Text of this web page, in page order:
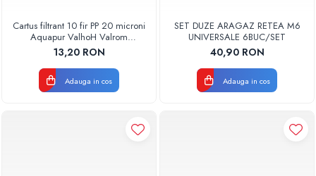
Cartus filtrant 10 fir PP 20 microni
Aquapur ValhoH Valrom
AQUA07000210020
13,20 RON
Adauga in cos
SET DUZE ARAGAZ RETEA M6
UNIVERSALE 6BUC/SET
40,90 RON
Adauga in cos